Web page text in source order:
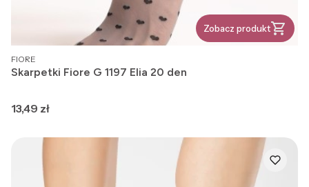
Zobacz produkt
PRODUCENT
FIORE
Skarpetki Fiore G 1197 Elia 20 den
Cena
13,49 zł